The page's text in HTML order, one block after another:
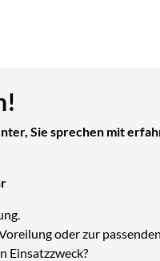
Sie sprechen mit
oder zur
Einsatzzweck?